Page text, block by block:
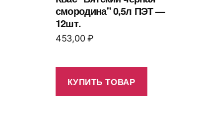
смородина" 0,5л ПЭТ —
12шт.
453,00₽
КУПИТЬ ТОВАР